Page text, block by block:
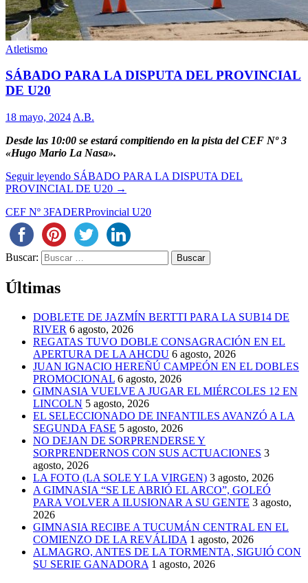
Atletismo
SÁBADO PARA LA DISPUTA DEL PROVINCIAL
DE U20
18 mayo, 2024 A.B.
Desde las 10:00 se estará compitiendo en la pista del CEF Nº 3
«Hugo Mario La Nasa».
Seguir leyendo SÁBADO PARA LA DISPUTA DEL
PROVINCIAL DE U20 →
CEF Nº 3FADERProvincial U20
Buscar:
Últimas
DOBLETE DE JAZMÍN BERTTI PARA LA SUB14 DE
RIVER 6 agosto, 2026
REGATAS TUVO DOBLE CONSAGRACIÓN EN EL
APERTURA DE LA AHCDU 6 agosto, 2026
JUAN IGNACIO HEREÑÚ CAMPEÓN EN EL DOBLES
PROMOCIONAL 6 agosto, 2026
GIMNASIA VUELVE A JUGAR EL MIÉRCOLES 12 EN
LINCOLN 5 agosto, 2026
EL SELECCIONADO DE INFANTILES AVANZÓ A LA
SEGUNDA FASE 5 agosto, 2026
NO DEJAN DE SORPRENDERSE Y
SORPRENDERNOS CON SUS ACTUACIONES 3
agosto, 2026
LA FOTO (LA SOLE Y LA VIRGEN) 3 agosto, 2026
A GIMNASIA “SE LE ABRIÓ EL ARCO”, GOLEÓ
PARA VOLVER A ILUSIONAR A SU GENTE 3 agosto,
2026
GIMNASIA RECIBE A TUCUMÁN CENTRAL EN EL
COMIENZO DE LA REVÁLIDA 1 agosto, 2026
ALMAGRO, ANTES DE LA TORMENTA, SIGUIÓ CON
SU SERIE GANADORA 1 agosto, 2026